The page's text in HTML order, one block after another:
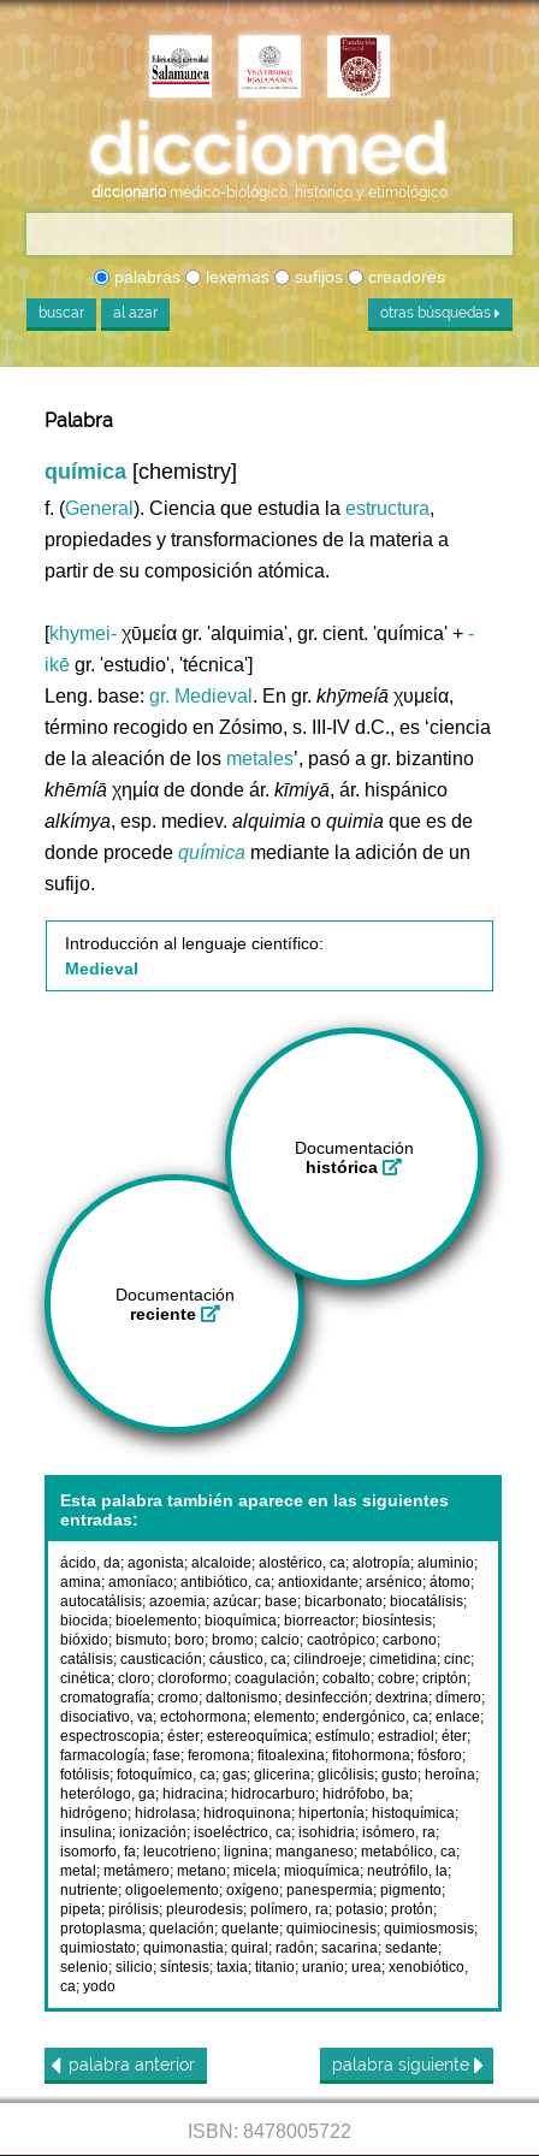
diccionario médico-biológico, histórico y etimológico
palabras lexemas sufijos creadores
buscar al azar otras búsquedas
Palabra
química [chemistry]
f. (General). Ciencia que estudia laestructura,
propiedades y transformaciones de la materia a
partir de su composición atómica.
[khymei- χῡμεία gr. 'alquimia', gr. cient. 'química' +-
ikē gr. 'estudio', 'técnica']
Leng. base:gr. Medieval . En gr.khȳmeíā χυμεία,
término recogido en Zósimo, s. III-IV d.C., es ‘ciencia
de la aleación de los metales’, pasó a gr. bizantino
khēmíā χημία de donde ár.kīmiyā, ár. hispánico
alkímya, esp. mediev.alquimia oquimia que es de
donde procedequímica mediante la adición de un
sufijo.
Introducción al lenguaje científico:
Medieval
Documentación
histórica
Documentación
reciente
Esta palabra también aparece en las siguientes
entradas:
ácido, da;agonista;alcaloide;alostérico, ca;alotropía;aluminio;
amina;amoníaco;antibiótico, ca;antioxidante;arsénico;átomo;
autocatálisis;azoemia;azúcar; base; bicarbonato; biocatálisis;
biocida; bioelemento; bioquímica; biorreactor; biosíntesis;
bióxido; bismuto; boro; bromo;calcio;caotrópico;carbono;
catálisis;causticación;cáustico, ca;cilindroeje;cimetidina;cinc;
cinética;cloro;cloroformo;coagulación;cobalto;cobre;criptón;
cromatografía;cromo;daltonismo;desinfección;dextrina;dímero;
disociativo, va;ectohormona;elemento;endergónico, ca;enlace;
espectroscopia;éster;estereoquímica;estímulo;estradiol ;éter;
farmacología;fase;feromona;fitoalexina;fitohormona;fósforo;
fotólisis;fotoquímico, ca;gas;glicerina;glicólisis;gusto; heroína;
heterólogo, ga; hidracina; hidrocarburo; hidrófobo, ba;
hidrógeno; hidrolasa; hidroquinona; hipertonía; histoquímica;
insulina;ionización;isoeléctrico, ca;isohidria;isómero, ra;
isomorfo, fa; leucotrieno; lignina;manganeso;metabólico, ca;
metal ;metámero;metano;micela;mioquímica;neutrófilo, la;
nutriente;oligoelemento;oxígeno;panespermia;pigmento;
pipeta;pirólisis;pleurodesis;polímero, ra;potasio;protón;
protoplasma;quelación;quelante;quimiocinesis;quimiosmosis;
quimiostato;quimonastia;quiral ;radón;sacarina;sedante;
selenio;silicio;síntesis;taxia;titanio;uranio;urea;xenobiótico,
ca;yodo
palabra anterior palabra siguiente
ISBN: 8478005722